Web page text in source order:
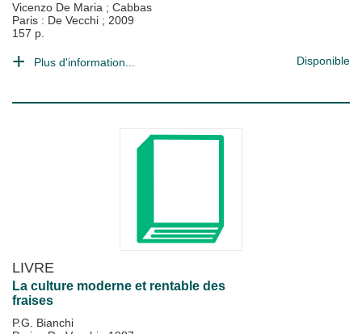
Vicenzo De Maria ; Cabbas
Paris : De Vecchi ; 2009
157 p.
Plus d'information... Disponible
LIVRE
La culture moderne et rentable des
fraises
P.G. Bianchi